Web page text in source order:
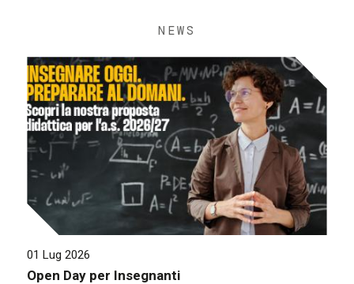
NEWS
01 Lug 2026
Open Day per Insegnanti